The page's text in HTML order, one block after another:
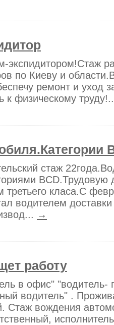
экспидитором!Стаж
по Киеву и
ремонт и уход
к физическому
стаж
BCD.Трудовую
третьего класа.С
водителем
→
работу
в офис" "водитель-
водитель" .
Стаж вождения